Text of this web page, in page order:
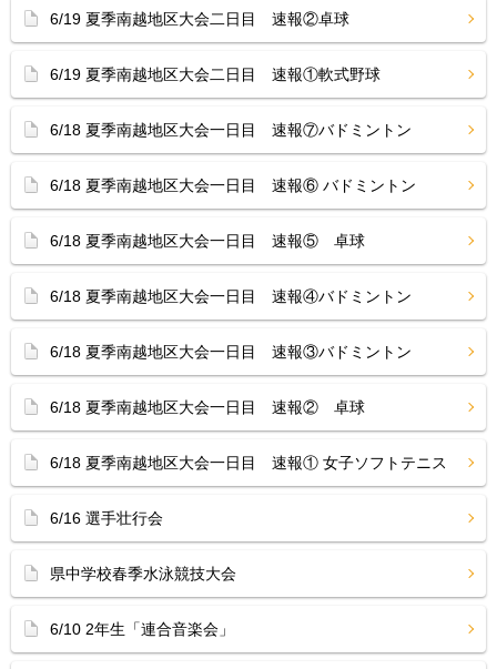
6/19 夏季南越地区大会二日目 速報②卓球
6/19 夏季南越地区大会二日目 速報①軟式野球
6/18 夏季南越地区大会一日目 速報⑦バドミントン
6/18 夏季南越地区大会一日目 速報⑥ バドミントン
6/18 夏季南越地区大会一日目 速報⑤ 卓球
6/18 夏季南越地区大会一日目 速報④バドミントン
6/18 夏季南越地区大会一日目 速報③バドミントン
6/18 夏季南越地区大会一日目 速報② 卓球
6/18 夏季南越地区大会一日目 速報① 女子ソフトテニス
6/16 選手壮行会
県中学校春季水泳競技大会
6/10 2年生「連合音楽会」